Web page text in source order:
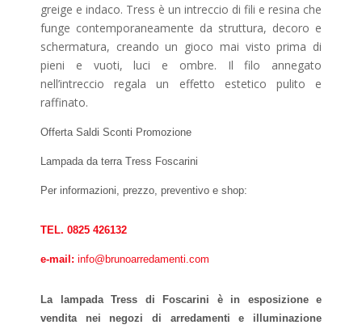
greige e indaco. Tress è un intreccio di fili e resina che
funge contemporaneamente da struttura, decoro e
schermatura, creando un gioco mai visto prima di
pieni e vuoti, luci e ombre. Il filo annegato
nell’intreccio regala un effetto estetico pulito e
raffinato.
Offerta Saldi Sconti Promozione
Lampada da terra Tress Foscarini
Per informazioni, prezzo, preventivo e shop:
TEL. 0825 426132
e-mail: info@brunoarredamenti.com
La lampada Tress di Foscarini è in esposizione e
vendita nei negozi di arredamenti e illuminazione